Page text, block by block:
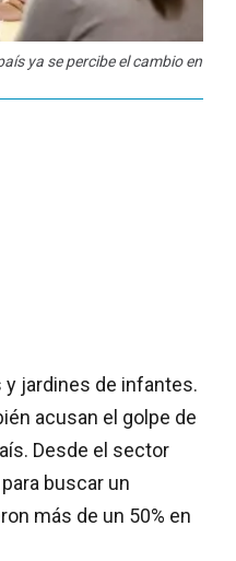
ya se percibe el cambio en
jardines de infantes.
acusan el golpe de
Desde el sector
buscar un
más de un 50% en